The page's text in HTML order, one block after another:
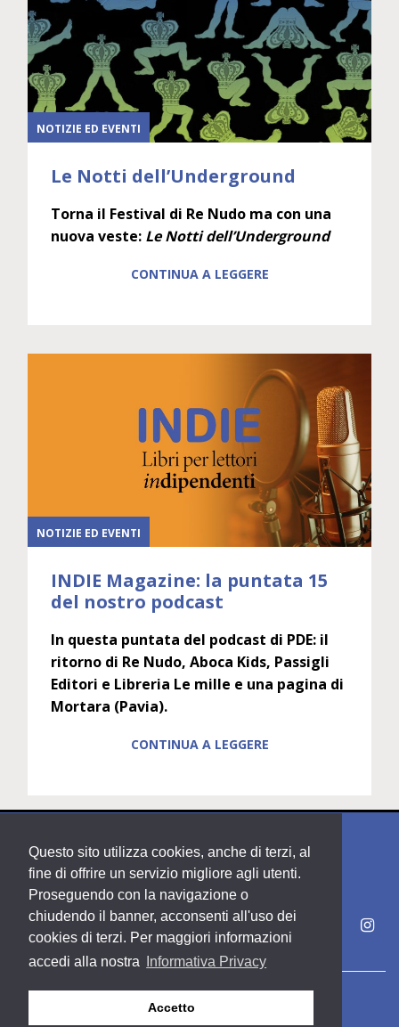
Questo sito utilizza cookies, anche di terzi, al
fine di offrire un servizio migliore agli utenti.
Proseguendo con la navigazione o
chiudendo il banner, acconsenti all'uso dei
cookies di terzi. Per maggiori informazioni
accedi alla nostra
Informativa Privacy
Accetto
NOTIZIE ED EVENTI
Le Notti dell’Underground
Torna il Festival di Re Nudo ma con una
nuova veste: Le Notti dell’Underground
CONTINUA A LEGGERE
NOTIZIE ED EVENTI
INDIE Magazine: la puntata 15
del nostro podcast
In questa puntata del podcast di PDE: il
ritorno di Re Nudo, Aboca Kids, Passigli
Editori e Libreria Le mille e una pagina di
Mortara (Pavia).
CONTINUA A LEGGERE
Copyright PDE srl società del Gruppo Feltrinelli S. p. A.